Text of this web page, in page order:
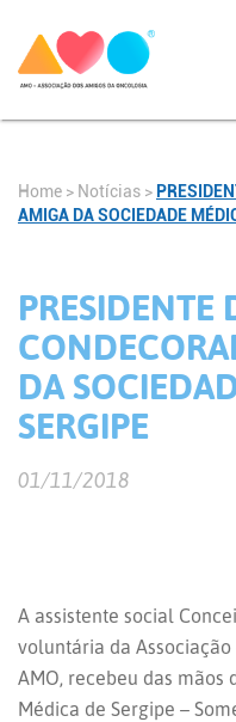
Home > Notícias >
AMIGA DA SOCIEDADE
PRESIDENTE
DA
SERGIPE
01/11/2018
A assistente social
voluntária da
AMO, recebeu das mãos
Médica de Sergipe –